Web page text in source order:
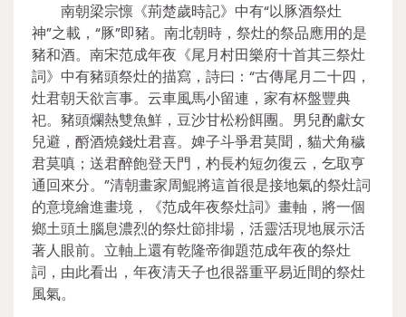
南朝梁宗懔《荊楚歲時記》中有“以豚酒祭灶
神”之載，“豚”即豬。南北朝時，祭灶的祭品應用的是
豬和酒。南宋范成年夜《尾月村田樂府十首其三祭灶
詞》中有豬頭祭灶的描寫，詩曰：“古傳尾月二十四，
灶君朝天欲言事。云車風馬小留連，家有杯盤豐典
祀。豬頭爛熱雙魚鮮，豆沙甘松粉餌團。男兒酌獻女
兒避，酹酒燒錢灶君喜。婢子斗爭君莫聞，貓犬角穢
君莫嗔；送君醉飽登天門，杓長杓短勿復云，乞取亨
通回來分。”清朝畫家周鯤將這首很是接地氣的祭灶詞
的意境繪進畫境，《范成年夜祭灶詞》畫軸，將一個
鄉土頭土腦息濃烈的祭灶節排場，活靈活現地展示活
著人眼前。立軸上還有乾隆帝御題范成年夜的祭灶
詞，由此看出，年夜清天子也很器重平易近間的祭灶
風氣。